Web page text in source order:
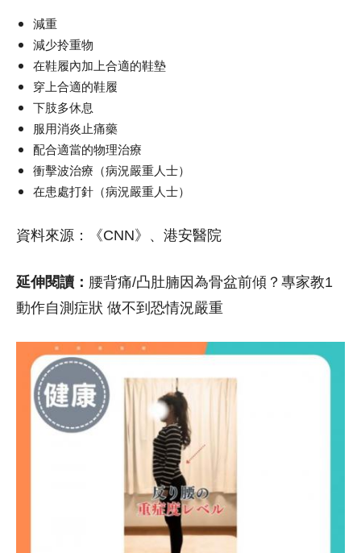
減重
減少拎重物
在鞋履內加上合適的鞋墊
穿上合適的鞋履
下肢多休息
服用消炎止痛藥
配合適當的物理治療
衝擊波治療（病況嚴重人士）
在患處打針（病況嚴重人士）
資料來源：《CNN》、港安醫院
延伸閱讀： 腰背痛/凸肚腩因為骨盆前傾？專家教1
動作自測症狀 做不到恐情況嚴重